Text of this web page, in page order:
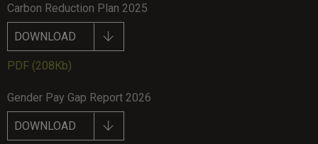
Carbon Reduction Plan 2025
DOWNLOAD
PDF (208Kb)
Gender Pay Gap Report 2026
DOWNLOAD